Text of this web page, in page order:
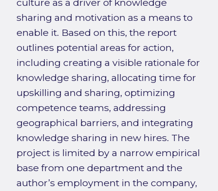
culture as a driver of knowledge
sharing and motivation as a means to
enable it. Based on this, the report
outlines potential areas for action,
including creating a visible rationale for
knowledge sharing, allocating time for
upskilling and sharing, optimizing
competence teams, addressing
geographical barriers, and integrating
knowledge sharing in new hires. The
project is limited by a narrow empirical
base from one department and the
author’s employment in the company,